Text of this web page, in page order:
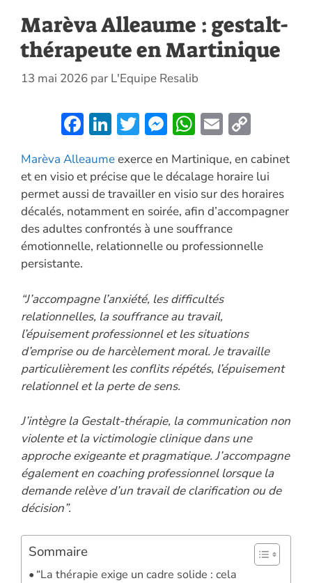
Marèva Alleaume : gestalt-
thérapeute en Martinique
13 mai 2026 par L'Equipe Resalib
F
e
b
o
o
k
Li
k
e
dI
n
T
itt
er
M
se
n
g
er
W
at
s
A
p
p
E
ai
l
p
y
Li
k
Marèva Alleaumeexerce en Martinique, en cabinet
et en visio et précise que le décalage horaire lui
permet aussi de travailler en visio sur des horaires
décalés, notamment en soirée, afin d’accompagner
des adultes confrontés à une souffrance
émotionnelle, relationnelle ou professionnelle
persistante.
“J’accompagne l’anxiété, les difficultés
relationnelles, la souffrance au travail,
l’épuisement professionnel et les situations
d’emprise ou de harcèlement moral. Je travaille
particulièrement les conflits répétés, l’épuisement
relationnel et la perte de sens.
J’intègre la Gestalt-thérapie, la communication non
violente et la victimologie clinique dans une
approche exigeante et pragmatique. J’accompagne
également en coaching professionnel lorsque la
demande relève d’un travail de clarification ou de
décision”.
Sommaire
“La thérapie exige un cadre solide : cela